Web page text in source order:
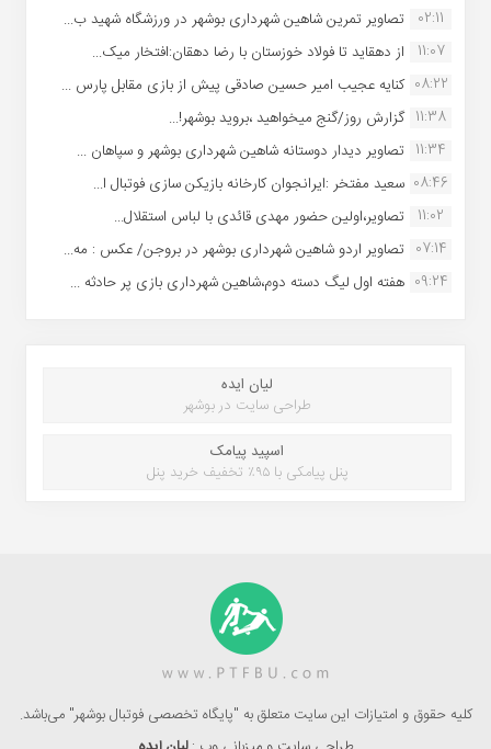
02:11
تصاویر تمرین شاهین شهردارى بوشهر در ورزشگاه شهید ب...
11:07
از دهقاید تا فولاد خوزستان با رضا دهقان:افتخار میک...
08:22 کنایه عجیب امیر حسین صادقی پیش از بازی مقابل پارس ...
11:38 گزارش روز/گنج میخواهید ،بروید بوشهر!...
11:34 تصاویر دیدار دوستانه شاهین شهردارى بوشهر و سپاهان ...
08:46 سعید مفتخر :ایرانجوان کارخانه بازیکن سازی فوتبال ا...
11:02
تصاویر،اولین حضور مهدی قائدی با لباس استقلال...
07:14 تصاویر اردو شاهین شهرداری بوشهر در بروجن/ عکس : مه...
09:24 هفته اول لیگ دسته دوم،شاهین شهرداری بازی پر حادثه ...
لیان ایده
طراحی سایت در بوشهر
اسپید پیامک
پنل پیامکی با ۹۵٪ تخفیف خرید پنل
کلیه حقوق و امتیازات این سایت متعلق به "پایگاه تخصصی فوتبال بوشهر" می‌باشد.